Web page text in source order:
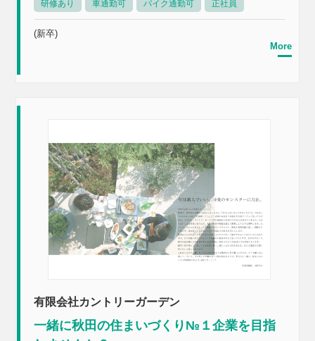
研修あり 車通勤可 バイク通勤可 正社員
(新卒)
More
有限会社カントリーガーデン
一緒に秋田の住まいづくり№１企業を目指